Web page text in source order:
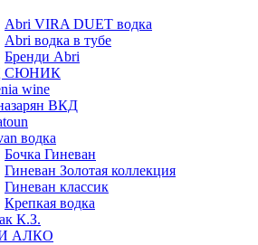
Abri VIRA DUET водка
Abri водка в тубе
Бренди Abri
СЮНИК
wine
ВКД
водка
Бочка Гиневан
Гиневан Золотая коллекция
Гиневан классик
Крепкая водка
К.З.
АЛКО